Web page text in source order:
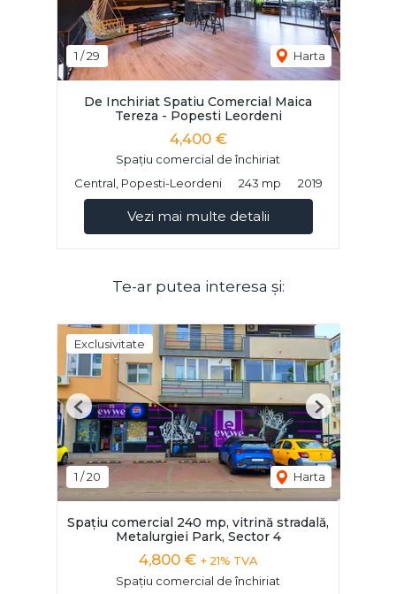
1 /29 Harta
De Inchiriat Spatiu Comercial Maica
Tereza - Popesti Leordeni
4,400 €
Spațiu comercial de închiriat
Central, Popesti-Leordeni
243 mp 2019
Vezi mai multe detalii
Te-ar putea interesa și:
Exclusivitate
1 /20 Harta
Previous Next
Spațiu comercial 240 mp, vitrină stradală,
Metalurgiei Park, Sector 4
4,800 € + 21% TVA
Spațiu comercial de închiriat